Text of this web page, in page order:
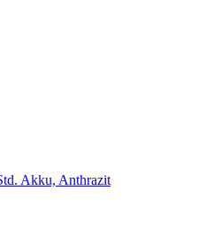
Akku, Anthrazit